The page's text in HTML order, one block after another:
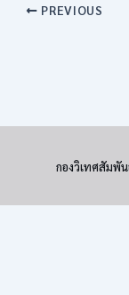
PREVIOUS
กองวิเทศสัมพั